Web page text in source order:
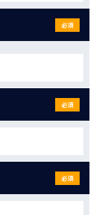
必須
必須
必須